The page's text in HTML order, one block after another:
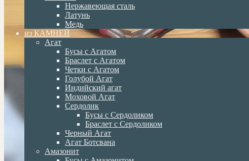
Нержавеющая сталь
Латунь
Медь
из КАМНЕЙ
Агат
Бусы с Агатом
Браслет с Агатом
Четки с Агатом
Голубой Агат
Индийский агат
Моховой Агат
Сердолик
Бусы с Сердоликом
Браслет с Сердоликом
Черный Агат
Агат Ботсвана
Амазонит